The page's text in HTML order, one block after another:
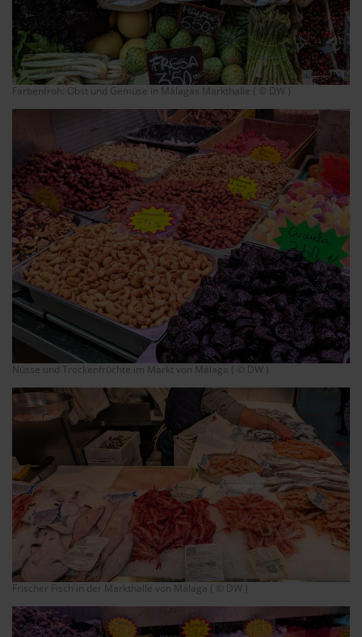
Farbenfroh: Obst und Gemüse in Málagas Markthalle ( © DW )
Nüsse und Trockenfrüchte im Markt von Málaga ( © DW )
Frischer Fisch in der Markthalle von Málaga ( © DW )